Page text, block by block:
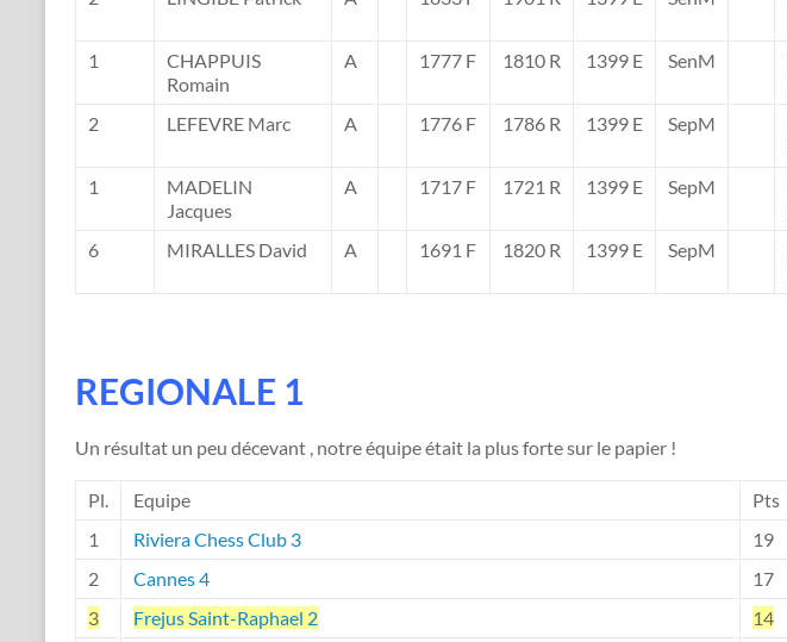
1
CHAPPUIS
Romain
A 1777 F 1810 R 1399 E SenM
2
LEFEVRE Marc A 1776 F 1786 R 1399 E SepM
1
MADELIN
Jacques
A 1717 F 1721 R 1399 E SepM
6
MIRALLES David A 1691 F 1820 R 1399 E SepM
REGIONALE 1
Un résultat un peu décevant , notre équipe était la plus forte sur le papier !
Pl. Equipe Pts
1
Riviera Chess Club 3 19
2
Cannes 4 17
3
Frejus Saint-Raphael 2 14